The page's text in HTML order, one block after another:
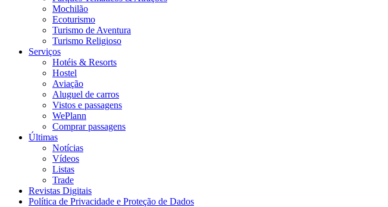
Mochilão
Ecoturismo
Turismo de Aventura
Turismo Religioso
Serviços
Hotéis & Resorts
Hostel
Aviação
Aluguel de carros
Vistos e passagens
WePlann
Comprar passagens
Últimas
Notícias
Vídeos
Listas
Trade
Revistas Digitais
Política de Privacidade e Proteção de Dados